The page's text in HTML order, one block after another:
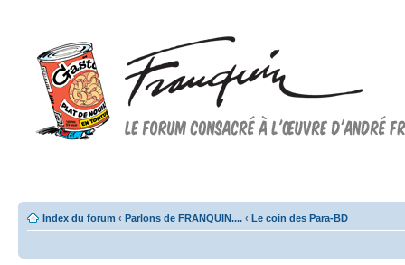
Index du forum ‹ Parlons de FRANQUIN.... ‹ Le coin des Para-BD